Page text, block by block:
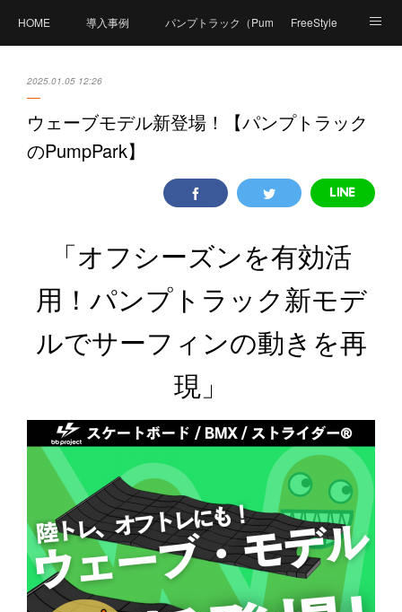
HOME 導入事例 パンプトラック（PumpTrack）とは？
FreeStyle
FAQ（よくあるご質問）
2025.01.05 12:26
ウェーブモデル新登場！【パンプトラック
のPumpPark】
「オフシーズンを有効活
用！パンプトラック新モデ
ルでサーフィンの動きを再
現」